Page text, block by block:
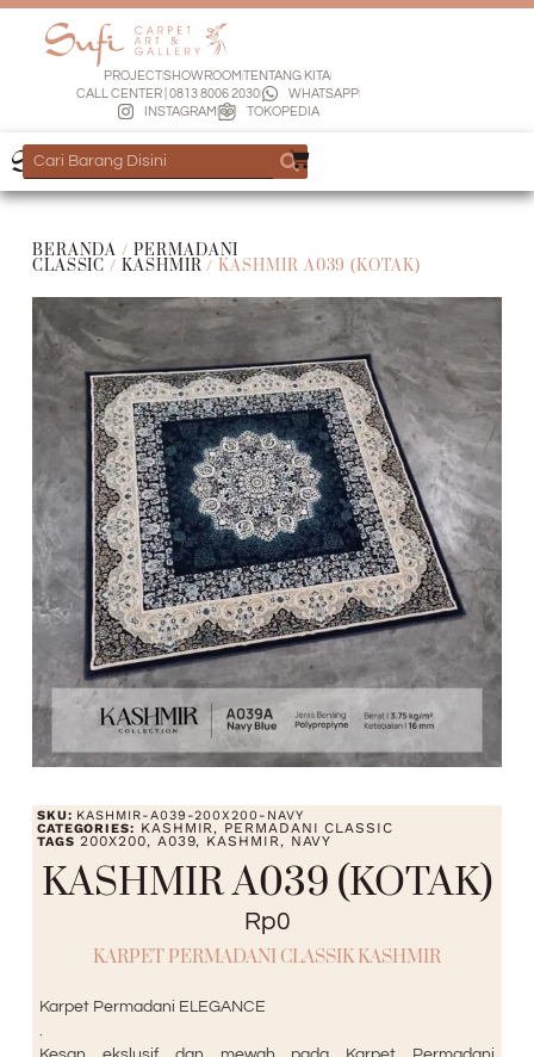
PROJECTSHOWROOMTENTANG KITA
CALL CENTER | 0813 8006 2030
WHATSAPP
INSTAGRAM
TOKOPEDIA
BERANDA /PERMADANI
CLASSIC /KASHMIR / KASHMIR A039 (KOTAK)
SKU: KASHMIR-A039-200X200-NAVY
CATEGORIES: KASHMIR, PERMADANI CLASSIC
TAGS 200X200, A039, KASHMIR, NAVY
KASHMIR A039 (KOTAK)
Rp0
KARPET PERMADANI CLASSIK KASHMIR
Karpet Permadani ELEGANCE